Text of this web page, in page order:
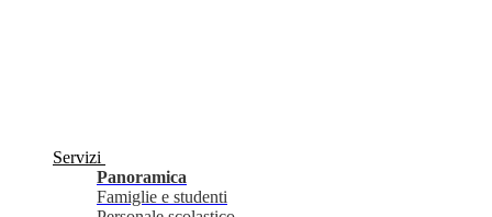
Servizi
Panoramica
Famiglie e studenti